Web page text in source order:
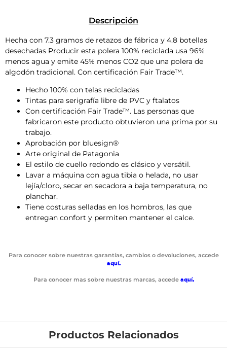
Descripción
Hecha con 7.3 gramos de retazos de fábrica y 4.8 botellas
desechadas Producir esta polera 100% reciclada usa 96%
menos agua y emite 45% menos CO2 que una polera de
algodón tradicional. Con certificación Fair Trade™.
Hecho 100% con telas recicladas
Tintas para serigrafía libre de PVC y ftalatos
Con certificación Fair Trade™. Las personas que
fabricaron este producto obtuvieron una prima por su
trabajo.
Aprobación por bluesign®
Arte original de Patagonia
El estilo de cuello redondo es clásico y versátil.
Lavar a máquina con agua tibia o helada, no usar
lejía/cloro, secar en secadora a baja temperatura, no
planchar.
Tiene costuras selladas en los hombros, las que
entregan confort y permiten mantener el calce.
Para conocer sobre nuestras garantías, cambios o devoluciones, accede
aquí.
Para conocer mas sobre nuestras marcas, accede aquí.
Productos Relacionados